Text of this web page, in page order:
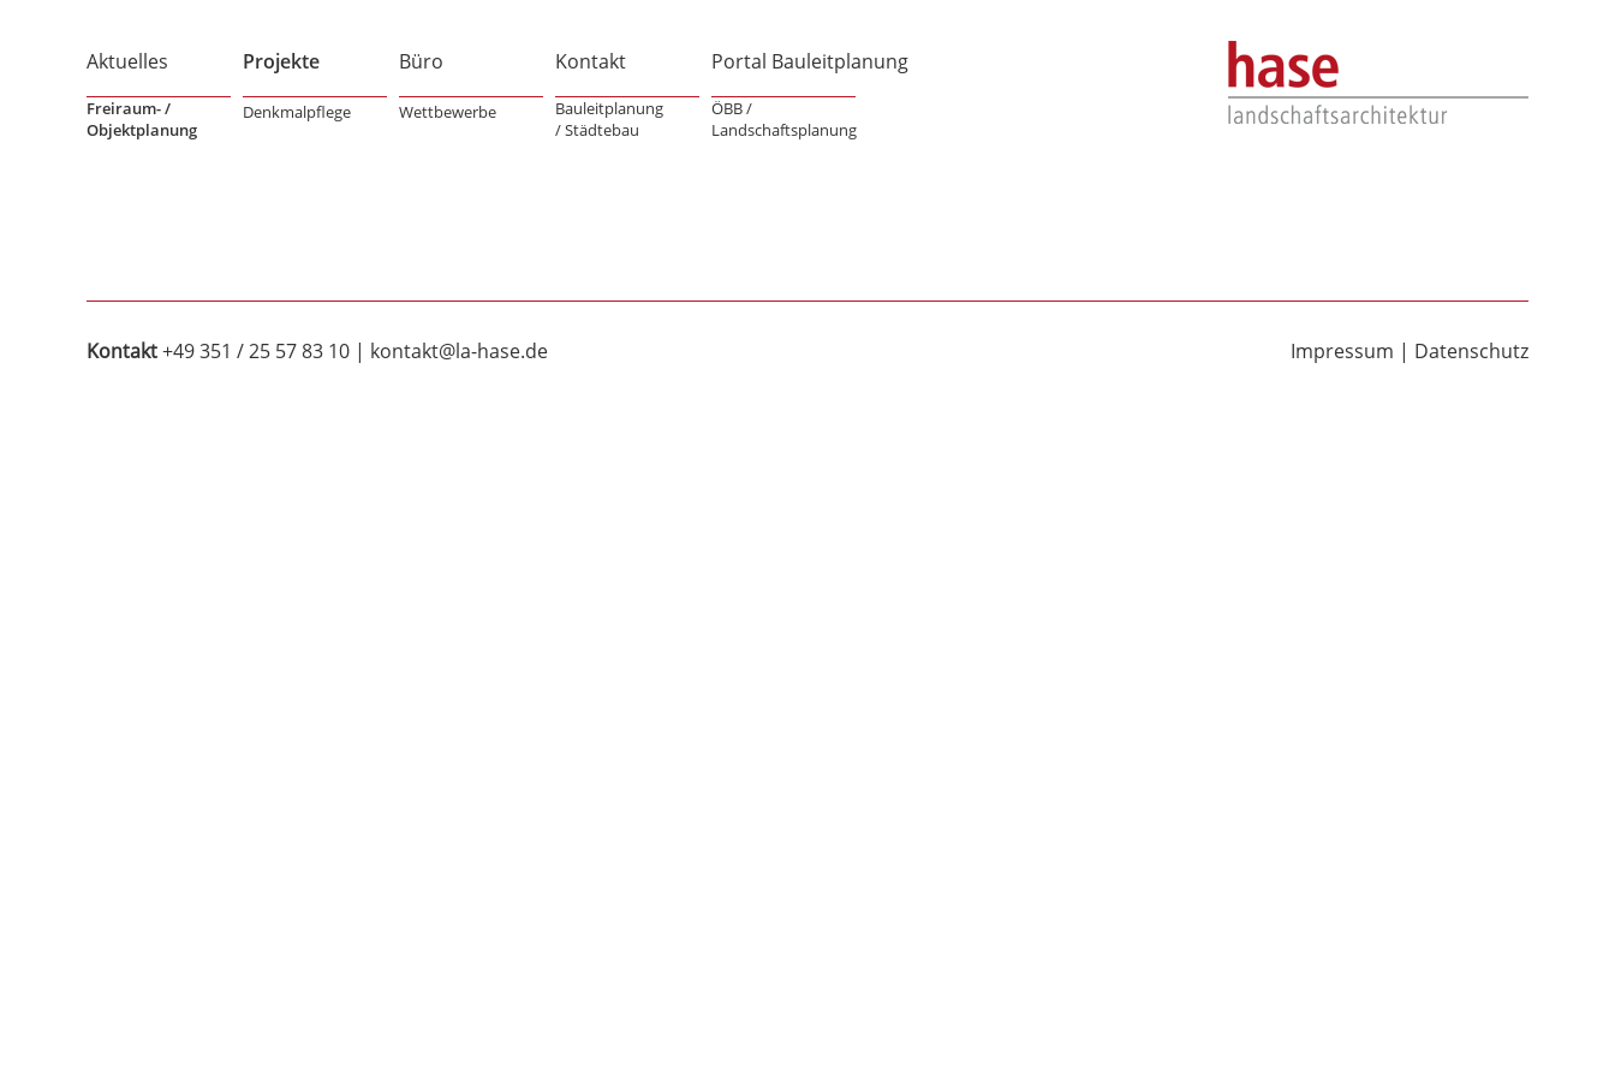
Aktuelles Projekte
Freiraum- /
Objektplanung
Denkmalpflege Wettbewerbe
Bauleitplanung
/ Städtebau
ÖBB /
Landschaftsplanung
Büro Kontakt Portal Bauleitplanung
Kontakt+49 351 / 25 57 83 10 | kontakt@la-hase.de Impressum | Datenschutz